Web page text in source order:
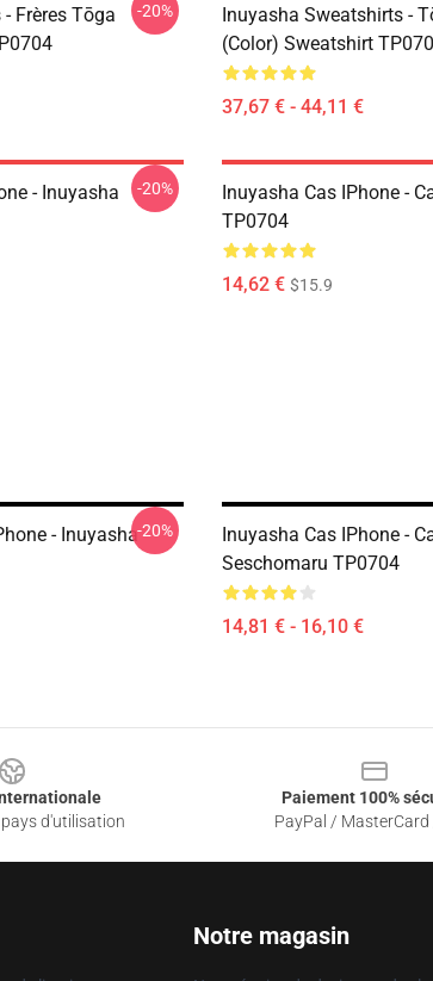
Frères Tōga
-20%
Inuyasha Sweatshirts -
(color) Sweatshirt
37,67 € - 44,11 €
- Inuyasha
-20%
Inuyasha Cas IPhone -
TP0704
14,62 € $15.9
- Inuyasha-20%
Inuyasha Cas IPhone -
Seschomaru TP0704
14,81 € - 16,10 €
d'utilisation
Paiement 100%
PayPal / MasterCard
Notre magasin